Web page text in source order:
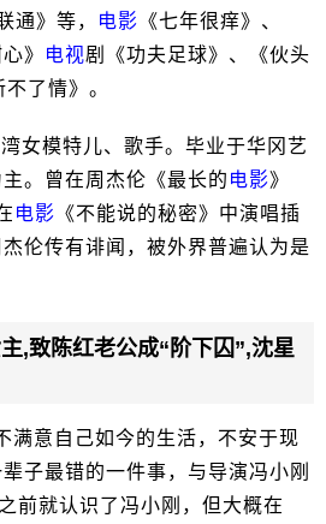
通》等，
电影 《七年很痒》、
》
电视剧《功夫足球》、《伙头
了情》。
女模特儿、歌手。毕业于华冈艺
。曾在周杰伦《最长的 电影》
电影 《不能说的秘密》中演唱插
伦传有诽闻，被外界普遍认为是
,致陈红老公成“阶下囚”,沈星
满意自己如今的生活，不安于现
子最错的一件事，与导演冯小刚
前就认识了冯小刚，但大概在